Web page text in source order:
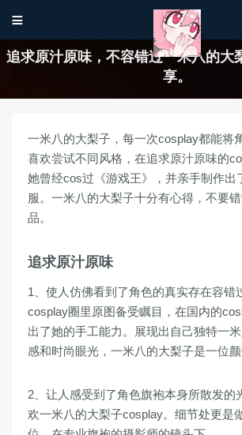

追求原汁原味，不容错过一米八的大
享。
一米八的大梨子，每一次cosplay都能将
喜欢尝试不同风格，在追求原汁原味的
她曾经cos过《游戏王》，并亲手制作出
服。一米八的大梨子十分有心得，不要
品。
追求原汁原味
1、使人仿佛看到了角色的真实存在容错
cosplay圈里原图备受瞩目，在国内的
出了她的手工能力。展现出自己独特一
感和时尚眼光，一米八的大梨子是一位颜
2、让人感受到了角色旗袍本身所散发的
欢一米八的大梨子cosplay。细节处更是